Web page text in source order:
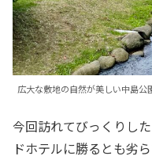
広大な敷地の自然が美しい中島公
今回訪れてびっくりし
ドホテルに勝るとも劣